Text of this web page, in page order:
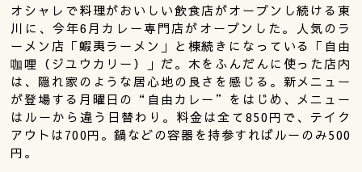
オシャレで料理がおいしい飲食店がオープンし続ける東
川に、今年6月カレー専門店がオープンした。人気のラ
ーメン店「蝦夷ラーメン」と棟続きになっている「自由
咖哩（ジユウカリー）」だ。木をふんだんに使った店内
は、隠れ家のような居心地の良さを感じる。新メニュー
が登場する月曜日の“自由カレー”をはじめ、メニュー
はルーから違う日替わり。料金は全て850円で、テイク
アウトは700円。鍋などの容器を持参すればルーのみ500
円。